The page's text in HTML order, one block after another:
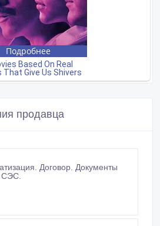
продавца
Договор. Документы
СЭС.